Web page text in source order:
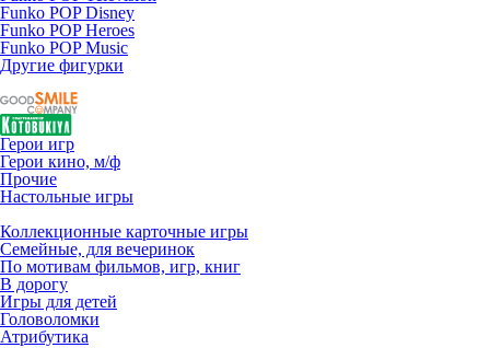
Funko POP Disney
Funko POP Heroes
Funko POP Music
Другие фигурки
Герои игр
Герои кино, м/ф
Прочие
Настольные игры
Коллекционные карточные игры
Семейные, для вечеринок
По мотивам фильмов, игр, книг
В дорогу
Игры для детей
Головоломки
Атрибутика